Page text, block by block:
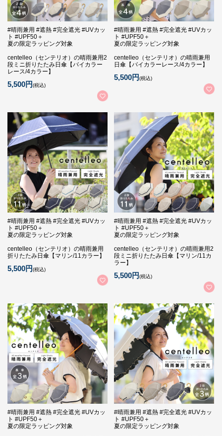
#晴雨兼用 #遮熱 #完全遮光 #UVカッ
ト #UPF50＋
夏の限定ラッピング対象
centelleo（センテリオ）の晴雨兼用2
段ミニ折りたたみ日傘【バイカラー
レース/4カラー】
5,500円(税込)
#晴雨兼用 #遮熱 #完全遮光 #UVカッ
ト #UPF50＋
夏の限定ラッピング対象
centelleo（センテリオ）の晴雨兼用
日傘【バイカラーレース/4カラー】
5,500円(税込)
#晴雨兼用 #遮熱 #完全遮光 #UVカッ
ト #UPF50＋
夏の限定ラッピング対象
centelleo（センテリオ）の晴雨兼用
折りたたみ日傘【マリン/11カラー】
5,500円(税込)
#晴雨兼用 #遮熱 #完全遮光 #UVカッ
ト #UPF50＋
夏の限定ラッピング対象
centelleo（センテリオ）の晴雨兼用2
段ミニ折りたたみ日傘【マリン/11カ
ラー】
5,500円(税込)
#晴雨兼用 #遮熱 #完全遮光 #UVカッ
ト #UPF50＋
夏の限定ラッピング対象
#晴雨兼用 #遮熱 #完全遮光 #UVカッ
ト #UPF50＋
夏の限定ラッピング対象